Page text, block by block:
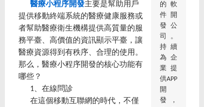
醫療小程序開發主要是幫助用戶
提供移動終端系統的醫療健康服務或
者幫助醫療衛生機構提供高質量的服
務平臺、高價值的資訊顯示平臺，讓
醫療資源得到有秩序、合理的使用。
那么，醫療小程序開發的核心功能有
哪些？
1、在線問診
在這個移動互聯網的時代，不僅
的軟
件開
發公
司。
持續
為企
業提
供APP
開
發，